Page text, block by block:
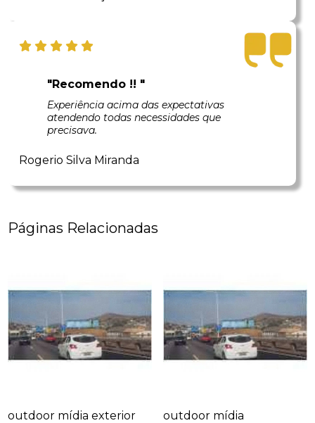
"Recomendo !! "
Experiência acima das expectativas
atendendo todas necessidades que
precisava.
Rogerio Silva Miranda
Páginas Relacionadas
outdoor mídia exterior outdoor mídia